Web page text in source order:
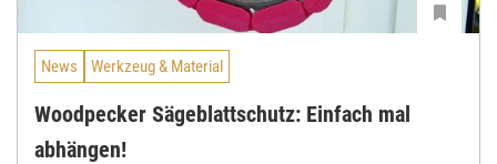
News Werkzeug & Material
Woodpecker Sägeblattschutz: Einfach mal
abhängen!